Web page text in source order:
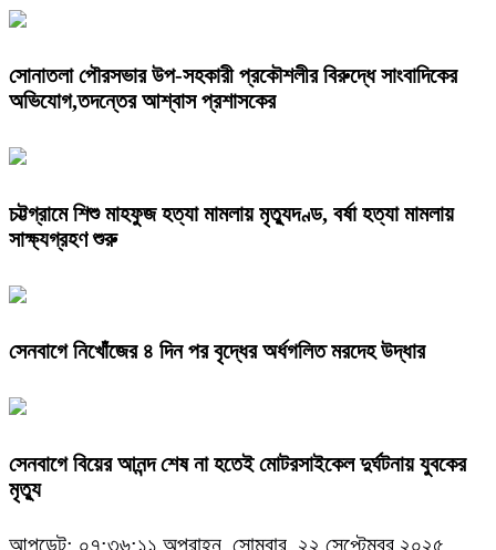
সোনাতলা পৌরসভার উপ-সহকারী প্রকৌশলীর বিরুদ্ধে সাংবাদিকের
অভিযোগ,তদন্তের আশ্বাস প্রশাসকের
চট্টগ্রামে শিশু মাহফুজ হত্যা মামলায় মৃত্যুদণ্ড, বর্ষা হত্যা মামলায়
সাক্ষ্যগ্রহণ শুরু
সেনবাগে নিখোঁজের ৪ দিন পর বৃদ্ধের অর্ধগলিত মরদেহ উদ্ধার
সেনবাগে বিয়ের আনন্দ শেষ না হতেই মোটরসাইকেল দুর্ঘটনায় যুবকের
মৃত্যু
আপডেট: ০৭:৩৬:১১ অপরাহ্ন, সোমবার, ২২ সেপ্টেম্বর ২০২৫